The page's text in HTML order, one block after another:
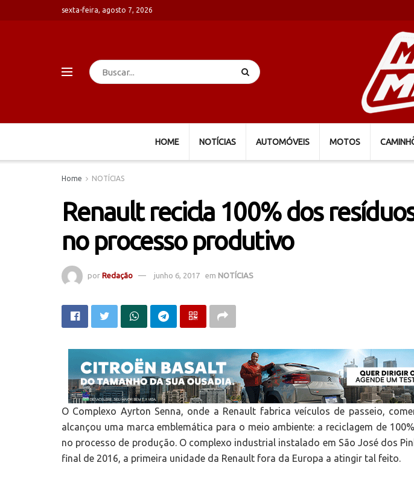
sexta-feira, agosto 7, 2026
HOME NOTÍCIAS AUTOMÓVEIS MOTOS
Home NOTÍCIAS
Renault recicla 100% dos
no processo produtivo
por Redação junho 6, 2017 em NOTÍCIAS
O Complexo Ayrton Senna, onde a Renault fabrica veículos de passeio,
alcançou uma marca emblemática para o meio ambiente: a reciclagem de
no processo de produção. O complexo industrial instalado em São José dos
final de 2016, a primeira unidade da Renault fora da Europa a atingir tal feito.